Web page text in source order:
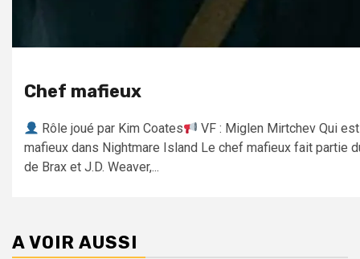
Chef mafieux
Rôle joué par Kim Coates
VF : Miglen Mirtchev Qui
mafieux dans Nightmare Island Le chef mafieux fait partie
de Brax et J.D. Weaver,...
A VOIR AUSSI